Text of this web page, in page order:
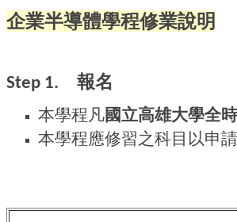
企業半導體學程修業說明
Step 1. 報名
本學程凡國立高雄大學全
本學程應修習之科目以申